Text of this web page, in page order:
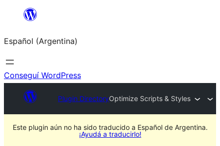
Saltar
contenido
Español (Argentina)
Conseguí WordPress
Plugin DirectoryOptimize Scripts & Styles
Este plugin aún no ha sido traducido a Español de Argentina.
¡Ayudá a traducirlo!